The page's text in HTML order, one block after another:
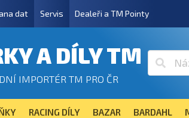
dat Servis Dealeři a TM Pointy
A DÍLY TM
IMPORTÉR TM PRO ČR
RACING DÍLY BAZAR BARDAHL